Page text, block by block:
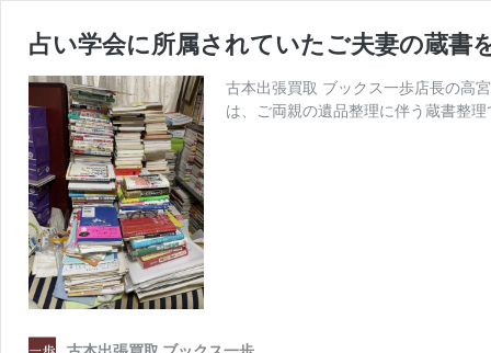
占い学会に所属されていたご夫妻の蔵書
古本出張買取 ブックス一歩店長の高
は、ご両親の遺品整理に伴う蔵書整